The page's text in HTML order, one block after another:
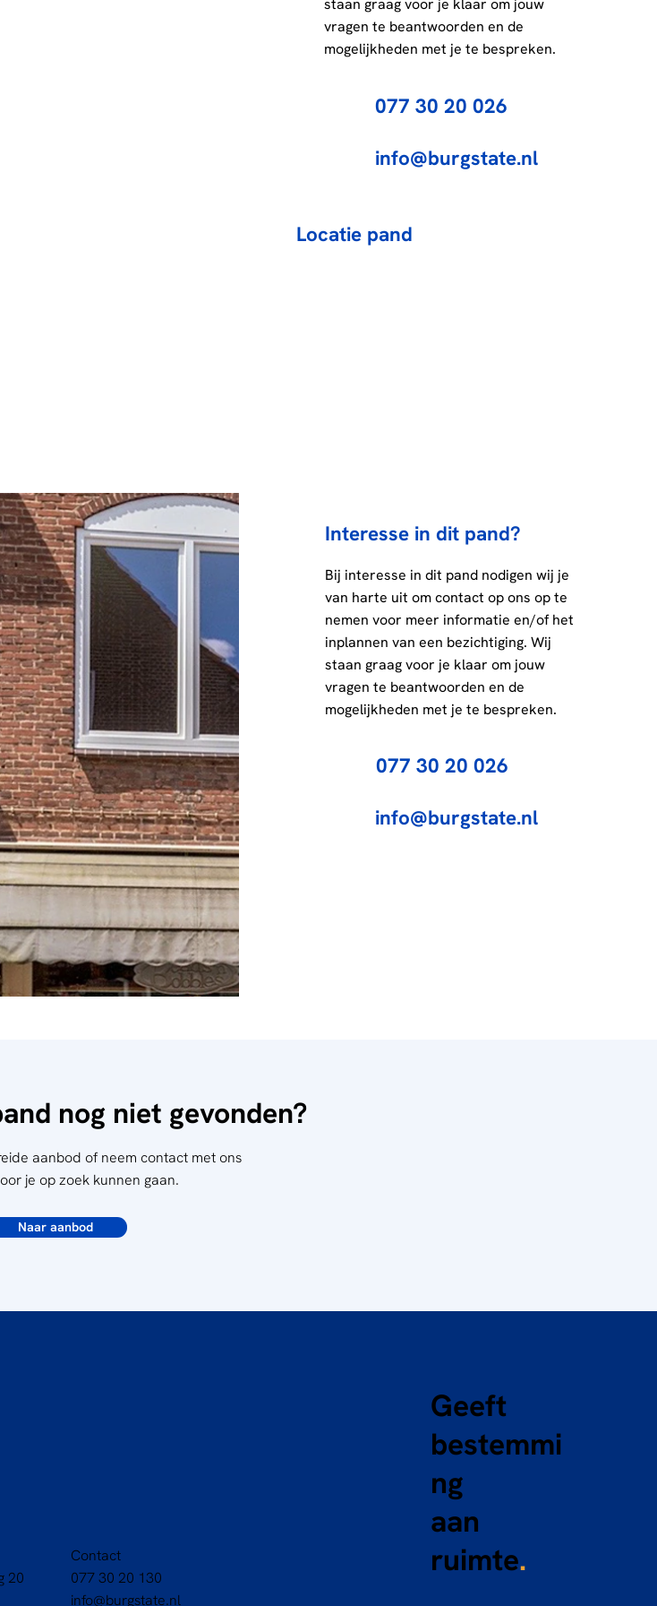
staan graag voor je klaar om jouw
vragen te beantwoorden en de
mogelijkheden met je te bespreken.
077 30 20 026
info@burgstate.nl
Locatie pand
Interesse in dit pand?
Bij interesse in dit pand nodigen wij je
van harte uit om contact op ons op te
nemen voor meer informatie en/of het
inplannen van een bezichtiging. Wij
staan graag voor je klaar om jouw
vragen te beantwoorden en de
mogelijkheden met je te bespreken.
077 30 20 026
info@burgstate.nl
nog niet gevonden?
aanbod of neem contact met ons
je op zoek kunnen gaan.
Naar aanbod
20
Contact
077 30 20 130
info@burgstate.nl
Geeft
bestemmi
ng
aan
ruimte.